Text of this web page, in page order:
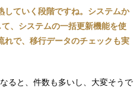
していく段階ですね。システムか
、システムの一括更新機能を使
で、移行データのチェックも実
ると、件数も多いし、大変そうで